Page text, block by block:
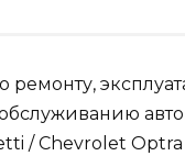
ремонту,
/ Chevrolet Optra